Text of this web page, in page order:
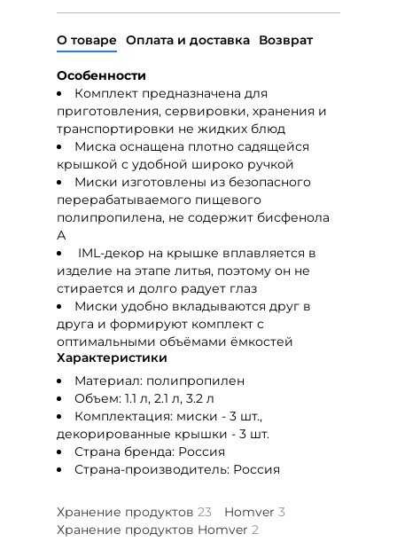
О товаре Оплата и доставка Возврат
Особенности
Комплект предназначена для
приготовления, сервировки, хранения и
транспортировки не жидких блюд
Миска оснащена плотно садящейся
крышкой с удобной широко ручкой
Миски изготовлены из безопасного
перерабатываемого пищевого
полипропилена, не содержит бисфенола
А
IML-декор на крышке вплавляется в
изделие на этапе литья, поэтому он не
стирается и долго радует глаз
Миски удобно вкладываются друг в
друга и формируют комплект с
оптимальными объёмами ёмкостей
Характеристики
Материал: полипропилен
Объем: 1.1 л, 2.1 л, 3.2 л
Комплектация: миски - 3 шт.,
декорированные крышки - 3 шт.
Страна бренда: Россия
Страна-производитель: Россия
Хранение продуктов 23 Homver 3
Хранение продуктов Homver 2